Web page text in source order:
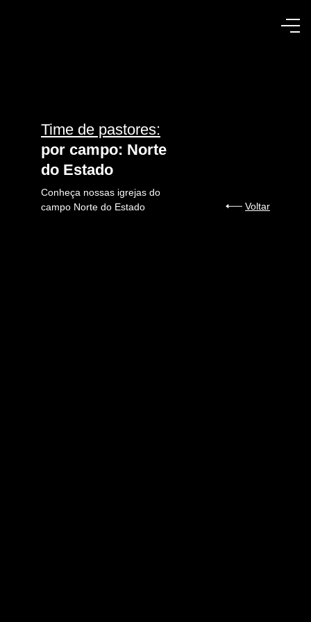
Time de pastores:
por campo: Norte
do Estado
Conheça nossas igrejas do
campo Norte do Estado
Voltar